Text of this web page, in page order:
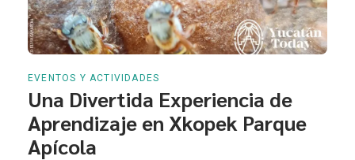
EVENTOS Y ACTIVIDADES
Una Divertida Experiencia de
Aprendizaje en Xkopek Parque
Apícola